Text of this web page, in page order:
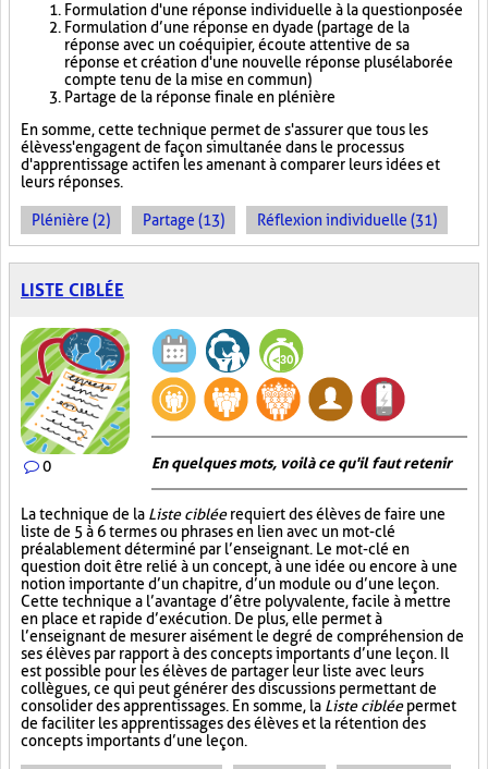
Formulation d'une réponse individuelle à la question posée
Formulation d’une réponse en dyade (partage de la
réponse avec un coéquipier, écoute attentive de sa
réponse et création d'une nouvelle réponse plus élaborée
compte tenu de la mise en commun)
Partage de la réponse finale en plénière
En somme, cette technique permet de s'assurer que tous les
élèves s'engagent de façon simultanée dans le processus
d'apprentissage actif en les amenant à comparer leurs idées et
leurs réponses.
Plénière (2) Partage (13) Réflexion individuelle (31)
LISTE CIBLÉE
0 En quelques mots, voilà ce qu'il faut retenir
La technique de la Liste cibléerequiert des élèves de faire une
liste de 5 à 6 termes ou phrases en lien avec un mot-clé
préalablement déterminé par l’enseignant. Le mot-clé en
question doit être relié à un concept, à une idée ou encore à une
notion importante d’un chapitre, d’un module ou d’une leçon.
Cette technique a l’avantage d’être polyvalente, facile à mettre
en place et rapide d’exécution. De plus, elle permet à
l’enseignant de mesurer aisément le degré de compréhension de
ses élèves par rapport à des concepts importants d’une leçon. Il
est possible pour les élèves de partager leur liste avec leurs
collègues, ce qui peut générer des discussions permettant de
consolider des apprentissages. En somme, la Liste cibléepermet
de faciliter les apprentissages des élèves et la rétention des
concepts importants d’une leçon.